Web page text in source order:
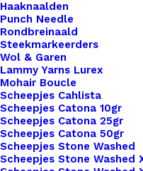
Haaknaalden
Punch Needle
Rondbreinaald
Steekmarkeerders
Wol & Garen
Lammy Yarns Lurex
Mohair Boucle
Scheepjes Cahlista
Scheepjes Catona 10gr
Scheepjes Catona 25gr
Scheepjes Catona 50gr
Scheepjes Stone Washed
Scheepjes Stone Washed
Binnen 1-3
Veilig betalen
Unieke en
Overzicht